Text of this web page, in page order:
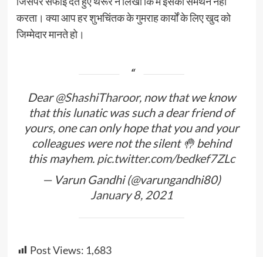
करता। क्या आप हर शुभचिंतक के गुमराह कार्यों के लिए खुद को
जिम्मेदार मानते हो।
Dear@ShashiTharoor, now that we know
that this lunatic was such a dear friend of
yours, one can only hope that you and your
colleagues were not the silent 🤚 behind
this mayhem. pic.twitter.com/bedkef7ZLc
— Varun Gandhi (@varungandhi80)
January 8, 2021
Post Views: 1,683